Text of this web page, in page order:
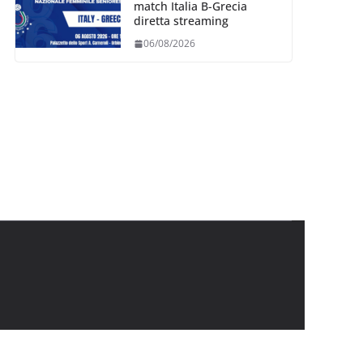
match Italia B-Grecia
diretta streaming
06/08/2026